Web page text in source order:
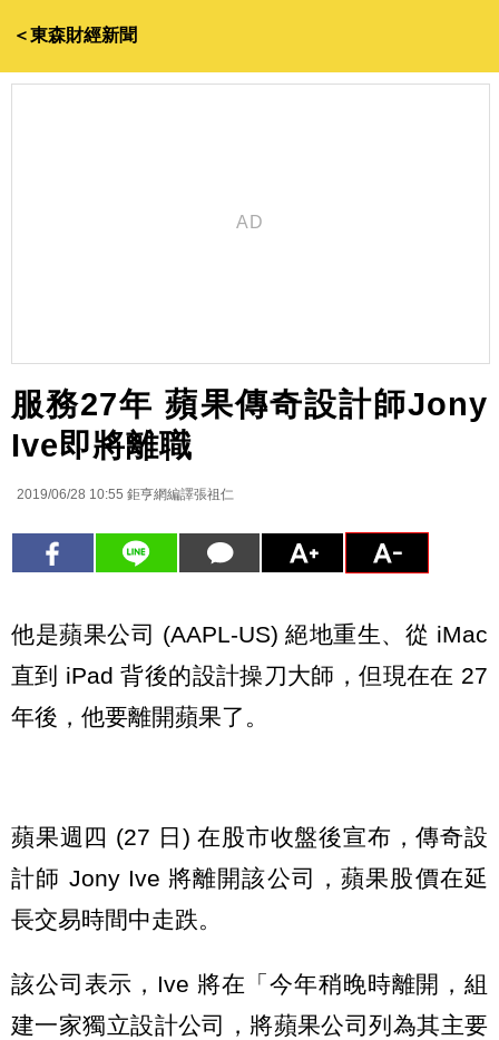
＜東森財經新聞
服務27年 蘋果傳奇設計師Jony
Ive即將離職
2019/06/28 10:55 鉅亨網編譯張祖仁
他是蘋果公司 (AAPL-US) 絕地重生、從 iMac
直到 iPad 背後的設計操刀大師，但現在在 27
年後，他要離開蘋果了。
蘋果週四 (27 日) 在股市收盤後宣布，傳奇設
計師 Jony Ive 將離開該公司，蘋果股價在延
長交易時間中走跌。
該公司表示，Ive 將在「今年稍晚時離開，組
建一家獨立設計公司，將蘋果公司列為其主要